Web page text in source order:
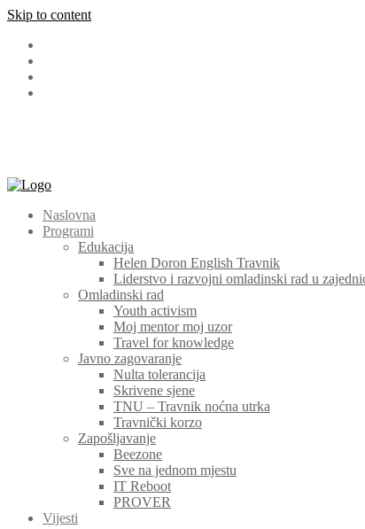
Skip to content
Naslovna
Programi
Edukacija
Helen Doron English Travnik
Liderstvo i razvojni omladinski rad u
Omladinski rad
Youth activism
Moj mentor moj uzor
Travel for knowledge
Javno zagovaranje
Nulta tolerancija
Skrivene sjene
TNU – Travnik noćna utrka
Travnički korzo
Zapošljavanje
Beezone
Sve na jednom mjestu
IT Reboot
PROVER
Vijesti